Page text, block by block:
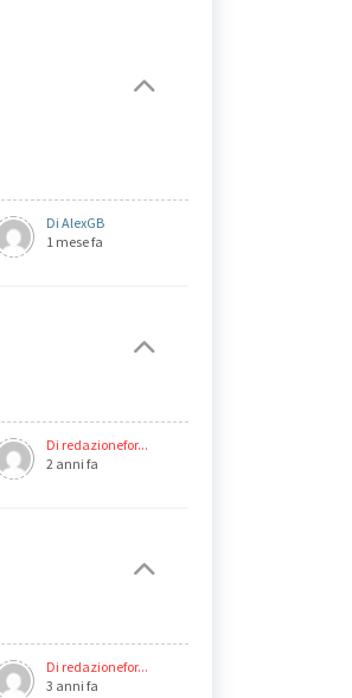
Di AlexGB
1 mese fa
Di redazionefor...
2 anni fa
Di redazionefor...
3 anni fa